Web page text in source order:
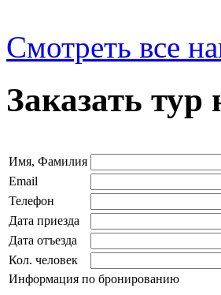
Смотреть все
Заказать
Имя, Фамилия
Email
Телефон
Дата приезда
Дата отъезда
Кол. человек
Информация по бронированию